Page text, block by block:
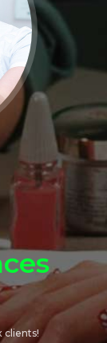
clients!